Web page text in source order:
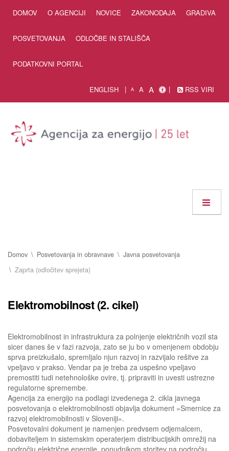
DOMOV O AGENCIJI NOVICE ZAKONODAJA GRADIVA
POSVETOVANJA ODLOČBE IN STALIŠČA
PODATKOVNI PORTAL
ENGLISH A A A RSS VIRI
Domov Posvetovanja in obravnave
Javna posvetovanja
Zaprta (odločitev sprejeta)
Elektromobilnost (2. cikel)
Elektromobilnost in infrastruktura za polnjenje električnih vozil sta
sicer danes še v fazi razvoja, zato se ju bo v omenjenem obdobju
sprva preizkušalo, spremljalo njun razvoj in razvijalo rešitve za
vpeljavo v prakso. Vendar pa je treba za uspešno vpeljavo
premostiti tudi netehnološke ovire, tj. pripraviti in uvesti ustrezne
regulatorne spremembe.
Agencija za energijo na podlagi izvedenega 2. cikla javnega
posvetovanja o elektromobilnosti objavlja dokument »Smernice za
razvoj elektromobilnosti v Sloveniji«.
Posvetovalni dokument je namenjen predvsem odjemalcem,
dobaviteljem in sistemskim operaterjem distribucijskih omrežij na
področju električne energije, ponudnikom storitev na področju